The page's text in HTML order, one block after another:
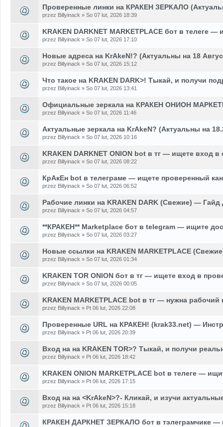
Проверенные линки на КРАКЕН ЗЕРКАЛО
przez Billyinack » So 07 lut, 2026 18:39
KRAKEN DARKNET MARKETPLACE бот в телеге
przez Billyinack » So 07 lut, 2026 17:10
Новые адреса на KrAkeN!? (Актуальны на 18
przez Billyinack » So 07 lut, 2026 15:12
Что такое на KRAKEN DARK>! Тыкай, и получи
przez Billyinack » So 07 lut, 2026 13:41
Официальные зеркала на КРАКЕН ОНИОН
przez Billyinack » So 07 lut, 2026 11:46
Актуальные зеркала на KrAkeN? (Актуальны на
przez Billyinack » So 07 lut, 2026 10:16
KRAKEN DARKNET ONION bot в тг — ищете вход
przez Billyinack » So 07 lut, 2026 08:22
КрАкЕн bot в телеграме — ищете проверенный
przez Billyinack » So 07 lut, 2026 06:52
Рабочие линки на KRAKEN DARK (Свежие) —
przez Billyinack » So 07 lut, 2026 04:57
**КРАКЕН** Marketplace бот в telegram — ищите
przez Billyinack » So 07 lut, 2026 03:27
Новые ссылки на KRAKEN MARKETPLACE
przez Billyinack » So 07 lut, 2026 01:34
KRAKEN TOR ONION бот в тг — ищете вход в
przez Billyinack » So 07 lut, 2026 00:05
KRAKEN MARKETPLACE bot в тг — нужна
przez Billyinack » Pt 06 lut, 2026 22:08
Проверенные URL на КРАКЕН! (krak33.net) —
przez Billyinack » Pt 06 lut, 2026 20:39
Вход на на KRAKEN TOR>? Тыкай, и получи
przez Billyinack » Pt 06 lut, 2026 18:42
KRAKEN ONION MARKETPLACE bot в телеге —
przez Billyinack » Pt 06 lut, 2026 17:15
Вход на на <KrAkeN>?- Кликай, и изучи
przez Billyinack » Pt 06 lut, 2026 15:18
КРАКЕН ДАРКНЕТ ЗЕРКАЛО бот в тэлеграмчике —